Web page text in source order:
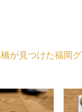
が見つけた福岡